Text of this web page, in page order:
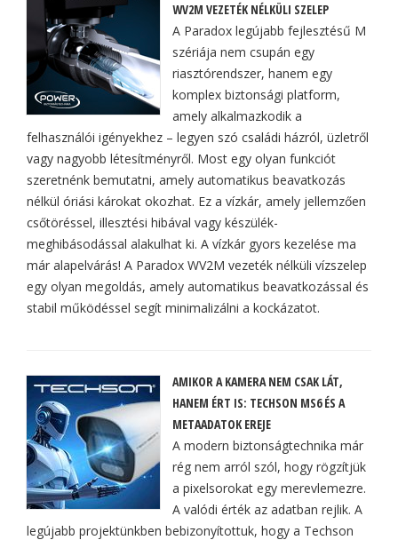
WV2M VEZETÉK NÉLKÜLI SZELEP
A Paradox legújabb fejlesztésű M
szériája nem csupán egy
riasztórendszer, hanem egy
komplex biztonsági platform,
amely alkalmazkodik a
felhasználói igényekhez – legyen szó családi házról, üzletről
vagy nagyobb létesítményről. Most egy olyan funkciót
szeretnénk bemutatni, amely automatikus beavatkozás
nélkül óriási károkat okozhat. Ez a vízkár, amely jellemzően
csőtöréssel, illesztési hibával vagy készülék-
meghibásodással alakulhat ki. A vízkár gyors kezelése ma
már alapelvárás! A Paradox WV2M vezeték nélküli vízszelep
egy olyan megoldás, amely automatikus beavatkozással és
stabil működéssel segít minimalizálni a kockázatot.
AMIKOR A KAMERA NEM CSAK LÁT,
HANEM ÉRT IS: TECHSON MS6 ÉS A
METAADATOK EREJE
A modern biztonságtechnika már
rég nem arról szól, hogy rögzítjük
a pixelsorokat egy merevlemezre.
A valódi érték az adatban rejlik. A
legújabb projektünkben bebizonyítottuk, hogy a Techson